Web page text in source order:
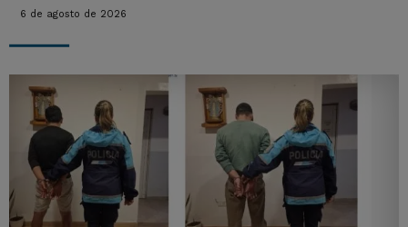
6 de agosto de 2026